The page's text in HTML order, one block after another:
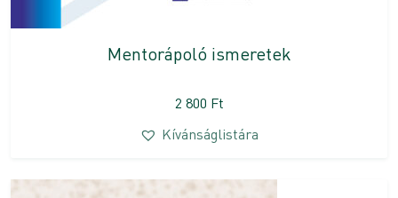
Mentorápoló ismeretek
2 800 Ft
Kívánságlistára